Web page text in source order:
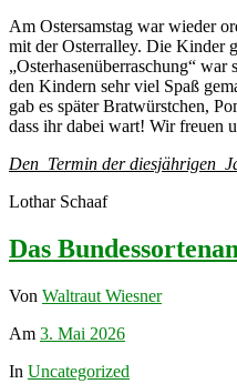
Am Ostersamstag war wieder
mit der Osterralley. Die Kinder
„Osterhasenüberraschung“
den Kindern sehr viel Spaß
gab es später Bratwürstchen,
dass ihr dabei wart! Wir freuen
Den Termin der diesjährigen
Lothar Schaaf
Das
Von Waltraut Wiesner
Am 3. Mai 2026
In Uncategorized